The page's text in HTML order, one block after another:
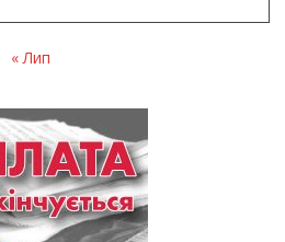
« Лип